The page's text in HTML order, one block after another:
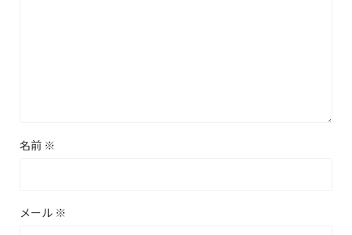
名前 ※
メール ※